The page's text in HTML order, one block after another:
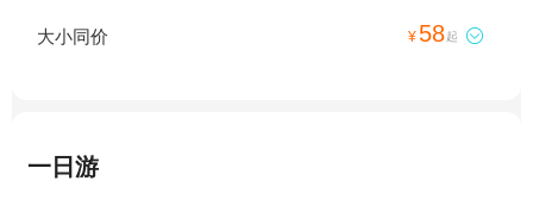
大小同价 ¥ 58起 
一日游